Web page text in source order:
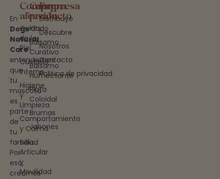
En
Dogs
Natural
Care
entendemos
que
tu
mascota
es
parte
de
tu
familia.
Por
eso,
creamos
Compra
afección
Cuidado
de la
Piel
Cuidado
Interno
Higiene
y
Limpieza
Comportamiento
y Calma
Salud
Articular
y
Movilidad
Compra
producto
Kits
Bálsamo
Curativo
Bálsamo
Humectante
Plata
Coloidal
Brumas
Jabones
Empresa
Distribuye
Descubre
Nosotros
Contacto
Politica de privacidad